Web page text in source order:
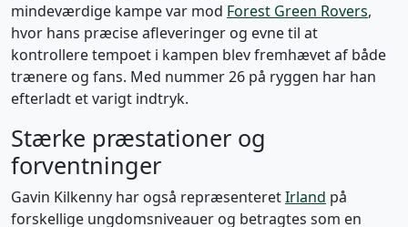
mindeværdige kampe var mod Forest Green Rovers,
hvor hans præcise afleveringer og evne til at
kontrollere tempoet i kampen blev fremhævet af både
trænere og fans. Med nummer 26 på ryggen har han
efterladt et varigt indtryk.
Stærke præstationer og
forventninger
Gavin Kilkenny har også repræsenteretIrland på
forskellige ungdomsniveauer og betragtes som en